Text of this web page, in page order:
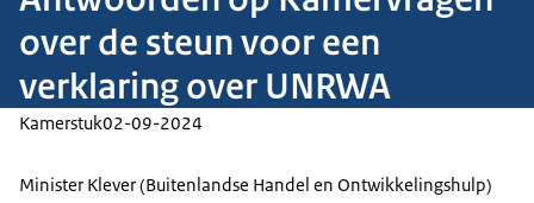
over de steun voor een
verklaring over UNRWA
Kamerstuk02-09-2024
Minister Klever (Buitenlandse Handel en Ontwikkelingshulp)